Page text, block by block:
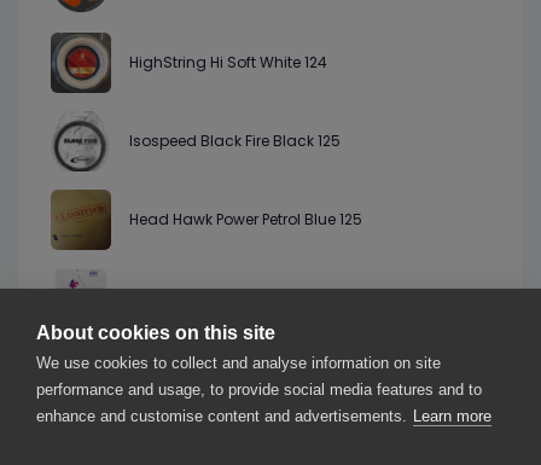
HighString Hi Soft White 124
Isospeed Black Fire Black 125
Head Hawk Power Petrol Blue 125
Kirschbaum Pro Line II Red 125
About cookies on this site
We use cookies to collect and analyse information on site
performance and usage, to provide social media features and to
enhance and customise content and advertisements. Learn more